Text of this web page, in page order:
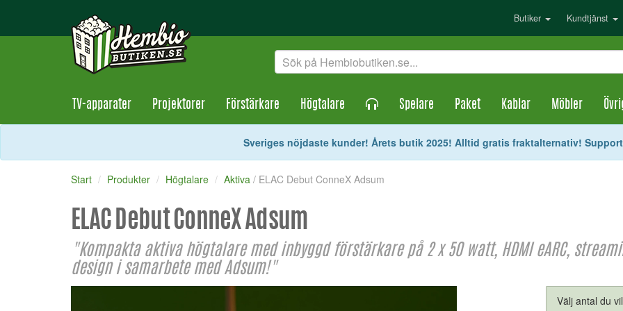
Butiker Kundtjänst
TV-apparater Projektorer Förstärkare Högtalare Spelare Paket Kablar Möbler
Sveriges nöjdaste kunder! Årets butik 2025! Alltid gratis fraktalternativ!
Start Produkter Högtalare Aktiva / ELAC Debut ConneX Adsum
ELAC Debut ConneX Adsum
"Kompakta aktiva högtalare med inbyggd förstärkare på 2 x 50 watt, HDMI eARC,
design i samarbete med Adsum!"
Välj antal du